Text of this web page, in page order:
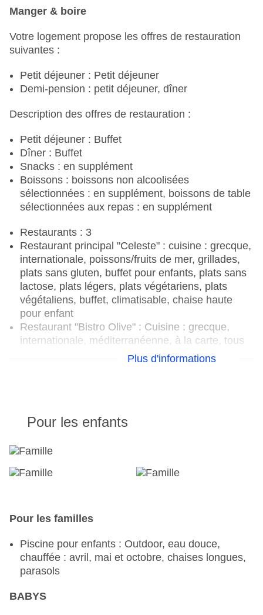
Manger & boire
Votre logement propose les offres de restauration
suivantes :
Petit déjeuner : Petit déjeuner
Demi-pension : petit déjeuner, dîner
Description des offres de restauration :
Petit déjeuner : Buffet
Dîner : Buffet
Snacks : en supplément
Boissons : boissons non alcoolisées
sélectionnées : en supplément, boissons de table
sélectionnées aux repas : en supplément
Restaurants : 3
Restaurant principal "Celeste" : cuisine : grecque,
internationale, poissons/fruits de mer, grillades,
plats sans gluten, buffet pour enfants, plats sans
lactose, plats légers, plats végétariens, plats
végétaliens, buffet, climatisable, chaise haute
pour enfant
Restaurant "Bistro Olive" : Cuisine : grecque,
internationale, méditerranéenne, à la carte, tous
les jours 21:00 h - 01:00 h, avec terrasse,
plage, espace fumeur
Bar de la piscine Outdoor "Pool Bar
Plus d'informations
Pour les enfants
Pour les familles
Piscine pour enfants : Outdoor, eau douce,
chauffée : avril, mai et octobre, chaises longues,
parasols
BABYS